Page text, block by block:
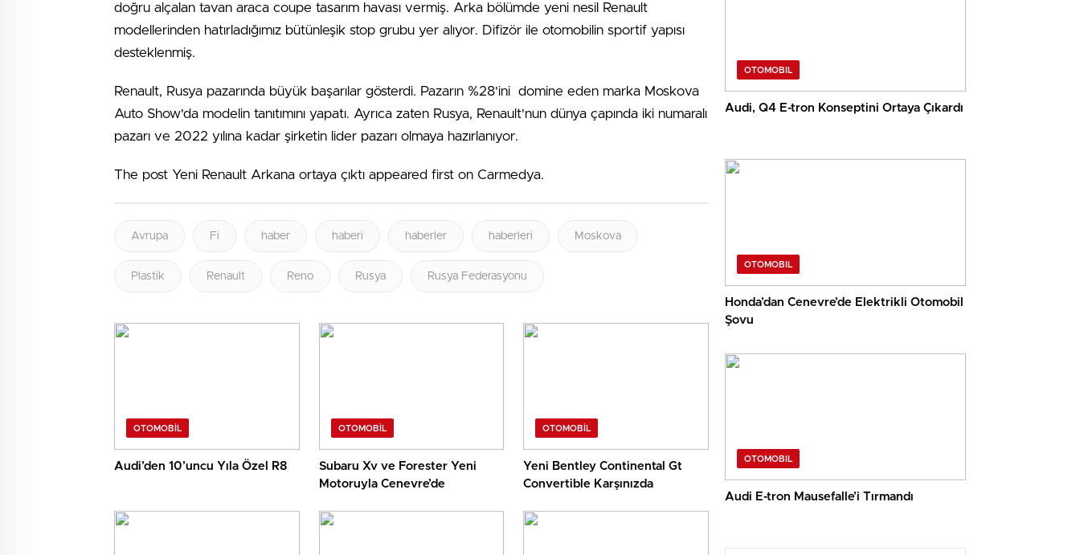
doğru alçalan tavan araca coupe tasarım havası vermiş. Arka bölümde yeni nesil Renault
modellerinden hatırladığımız bütünleşik stop grubu yer alıyor. Difizör ile otomobilin sportif yapısı
desteklenmiş.
Renault, Rusya pazarında büyük başarılar gösterdi. Pazarın %28'ini domine eden marka Moskova
Auto Show'da modelin tanıtımını yapatı. Ayrıca zaten Rusya, Renault'nun dünya çapında iki numaralı
pazarı ve 2022 yılına kadar şirketin lider pazarı olmaya hazırlanıyor.
The post Yeni Renault Arkana ortaya çıktı appeared first on Carmedya.
Avrupa Fi haber haberi haberler haberleri Moskova
Plastik Renault Reno Rusya Rusya Federasyonu
OTOMOBIL
Audi’den 10’uncu Yıla Özel R8
OTOMOBIL
Subaru Xv ve Forester Yeni
Motoruyla Cenevre’de
OTOMOBIL
Yeni Bentley Continental Gt
Convertible Karşınızda
OTOMOBIL
Audi, Q4 E-tron Konseptini Ortaya Çıkardı
OTOMOBIL
Honda’dan Cenevre’de Elektrikli Otomobil
Şovu
OTOMOBIL
Audi E-tron Mausefalle’i Tırmandı